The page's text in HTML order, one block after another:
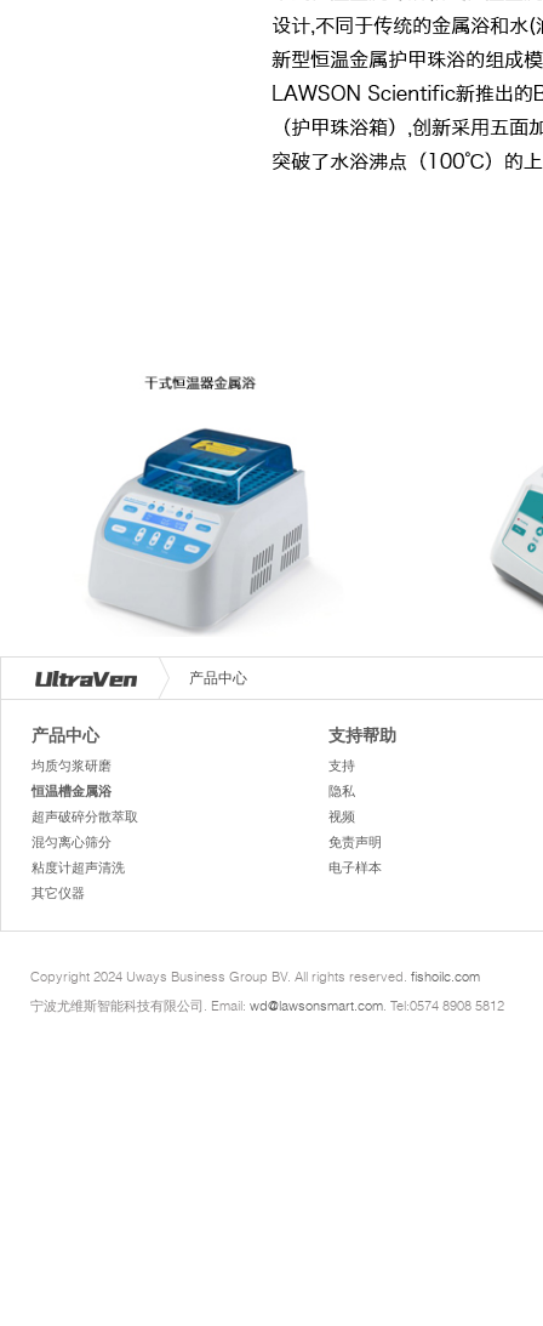
产品中心
产品中心
均质匀浆研磨
恒温槽金属浴
超声破碎分散萃取
混匀离心筛分
粘度计超声清洗
其它仪器
支持帮助
支持
隐私
视频
免责声明
电子样本
Copyright 2024 Uways Business Group BV. All rights reserved. fishoilc.com
宁波尤维斯智能科技有限公司. Email: wd@lawsonsmart.com . Tel:0574 8908 5812